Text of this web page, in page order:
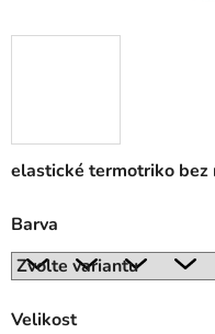
elastické termotriko bez
Barva
Velikost